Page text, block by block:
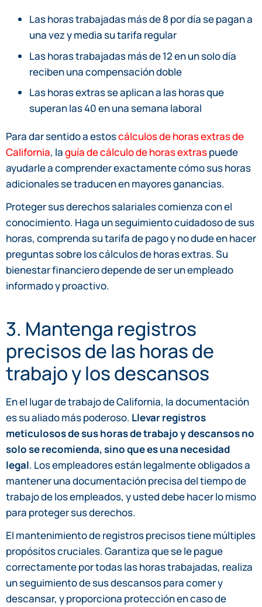
Las horas trabajadas más de 8 por día se pagan a
una vez y media su tarifa regular
Las horas trabajadas más de 12 en un solo día
reciben una compensación doble
Las horas extras se aplican a las horas que
superan las 40 en una semana laboral
Para dar sentido a estoscálculos de horas extras de
California, laguía de cálculo de horas extraspuede
ayudarle a comprender exactamente cómo sus horas
adicionales se traducen en mayores ganancias.
Proteger sus derechos salariales comienza con el
conocimiento. Haga un seguimiento cuidadoso de sus
horas, comprenda su tarifa de pago y no dude en hacer
preguntas sobre los cálculos de horas extras. Su
bienestar financiero depende de ser un empleado
informado y proactivo.
3. Mantenga registros
precisos de las horas de
trabajo y los descansos
En el lugar de trabajo de California, la documentación
es su aliado más poderoso. Llevar registros
meticulosos de sus horas de trabajo y descansos no
solo se recomienda, sino que es una necesidad
legal. Los empleadores están legalmente obligados a
mantener una documentación precisa del tiempo de
trabajo de los empleados, y usted debe hacer lo mismo
para proteger sus derechos.
El mantenimiento de registros precisos tiene múltiples
propósitos cruciales. Garantiza que se le pague
correctamente por todas las horas trabajadas, realiza
un seguimiento de sus descansos para comer y
descansar, y proporciona protección en caso de